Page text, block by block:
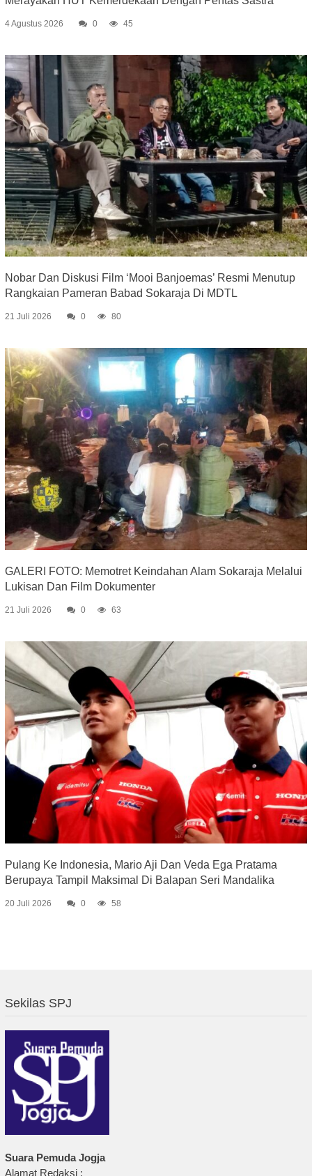
4 Agustus 2026 0 45
Nobar Dan Diskusi Film ‘Mooi Banjoemas’ Resmi Menutup
Rangkaian Pameran Babad Sokaraja Di MDTL
21 Juli 2026 0 80
GALERI FOTO: Memotret Keindahan Alam Sokaraja Melalui
Lukisan Dan Film Dokumenter
21 Juli 2026 0 63
Pulang Ke Indonesia, Mario Aji Dan Veda Ega Pratama
Berupaya Tampil Maksimal Di Balapan Seri Mandalika
20 Juli 2026 0 58
Sekilas SPJ
Suara Pemuda Jogja
Alamat Redaksi :